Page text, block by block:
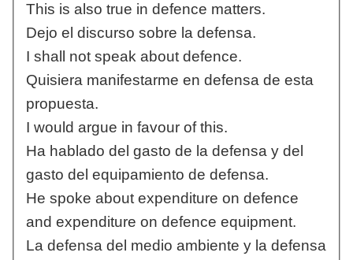
This is also true in defence matters.
Dejo el discurso sobre la defensa.
I shall not speak about defence.
Quisiera manifestarme en defensa de esta
propuesta.
I would argue in favour of this.
Ha hablado del gasto de la defensa y del
gasto del equipamiento de defensa.
He spoke about expenditure on defence
and expenditure on defence equipment.
La defensa del medio ambiente y la defensa